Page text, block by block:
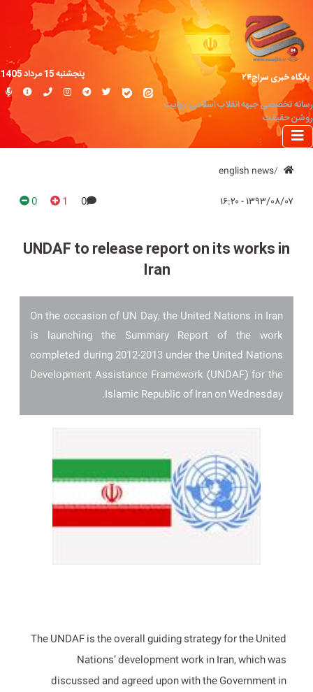
پایگاه خبری سراج۲۴
رسانه تخصصی جبهه انقلاب اسلامی؛ روایت
روشن حقیقت
پنجشنبه 15 مرداد 1405
english news
۱۳۹۳/۰۸/۰۷ - ۱۶:۲۰ 0
1
0
UNDAF to release report on its works in
Iran
On the occasion of UN Day, the United Nations in Iran
is launching the Summary Report of the work
completed during 2012-2013 under the United Nations
Development Assistance Framework (UNDAF) for the
Islamic Republic of Iran on Wednesday.
The UNDAF is the overall guiding strategy for the United
Nations’ development work in Iran, which was
discussed and agreed upon with the Government in